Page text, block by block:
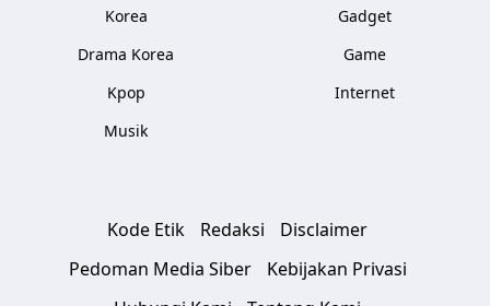
Korea
Drama Korea
Kpop
Musik
Gadget
Game
Internet
Kode Etik Redaksi
Disclaimer
Pedoman Media Siber
Kebijakan Privasi